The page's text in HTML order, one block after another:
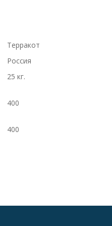
Терракот
Россия
25 кг.
400
400